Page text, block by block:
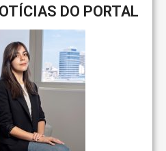
DO PORTAL